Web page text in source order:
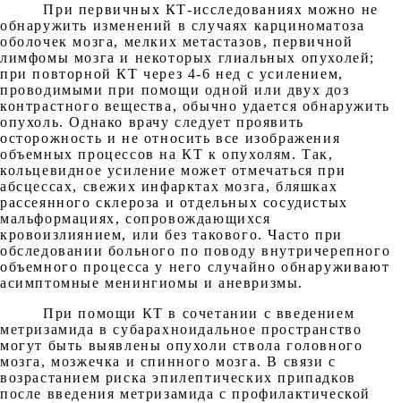
При первичных КТ-исследованиях можно не
обнаружить изменений в случаях карциноматоза
оболочек мозга, мелких метастазов, первичной
лимфомы мозга и некоторых глиальных опухолей;
при повторной КТ через 4-6 нед с усилением,
проводимыми при помощи одной или двух доз
контрастного вещества, обычно удается обнаружить
опухоль. Однако врачу следует проявить
осторожность и не относить все изображения
объемных процессов на КТ к опухолям. Так,
кольцевидное усиление может отмечаться при
абсцессах, свежих инфарктах мозга, бляшках
рассеянного склероза и отдельных сосудистых
мальформациях, сопровождающихся
кровоизлиянием, или без такового. Часто при
обследовании больного по поводу внутричерепного
объемного процесса у него случайно обнаруживают
асимптомные менингиомы и аневризмы.
При помощи КТ в сочетании с введением
метризамида в субарахноидальное пространство
могут быть выявлены опухоли ствола головного
мозга, мозжечка и спинного мозга. В связи с
возрастанием риска эпилептических припадков
после введения метризамида с профилактической